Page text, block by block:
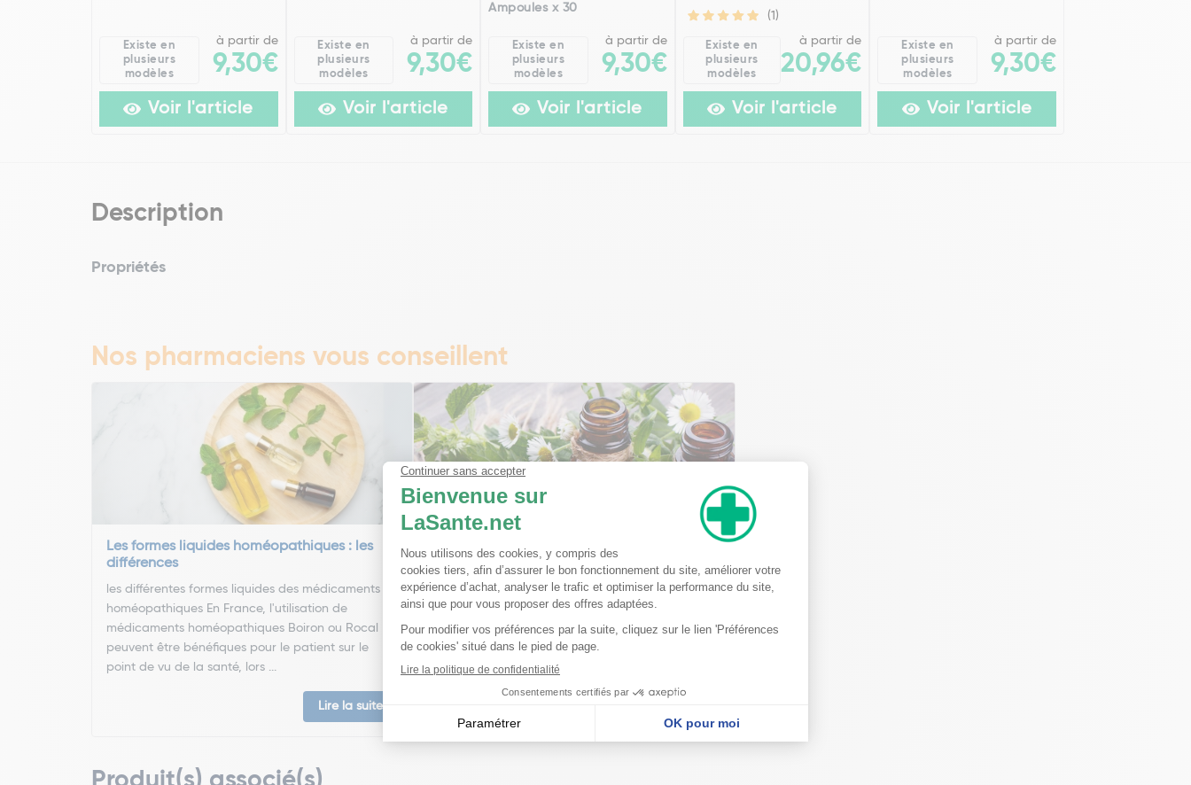
Existe en
plusieurs
modèles
à partir de
9,30€
Voir l'article
Existe en
plusieurs
modèles
à partir de
9,30€
Voir l'article
Ampoules x 30
Existe en
plusieurs
modèles
à partir de
9,30€
Voir l'article
(1)
Existe en
plusieurs
modèles
à partir de
20,96€
Voir l'article
Existe en
plusieurs
modèles
à partir de
9,30€
Voir l'article
Description
Propriétés
Nos pharmaciens vous conseillent
Les formes liquides homéopathiques : les
différences
les différentes formes liquides des médicaments
homéopathiques En France, l'utilisation de
médicaments homéopathiques Boiron ou Rocal
peuvent être bénéfiques pour le patient sur le
point de vu de la santé, lors ...
Lire la suite
Ma trousse à pharmacie homéopathique
Ceci est un petit guide pratique des traitements
homéopathiques à avoir chez soi ! L'homéopathie
est une disciple à part entière dans l'arsenal
thérapeutique. Celle-ci est basée sur le principe
qu'une ...